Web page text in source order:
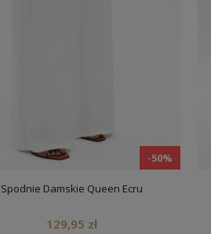
-50%
Spodnie Damskie Queen Ecru
129,95 zł